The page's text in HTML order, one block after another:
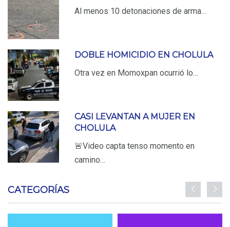
Al menos 10 detonaciones de arma…
DOBLE HOMICIDIO EN CHOLULA
Otra vez en Momoxpan ocurrió lo…
CASI LEVANTAN A MUJER EN
CHOLULA
🚨Video capta tenso momento en
camino…
CATEGORÍAS